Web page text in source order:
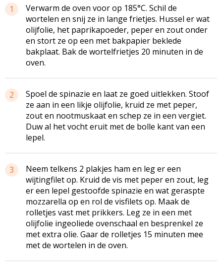
1
Verwarm de oven voor op 185°C. Schil de
wortelen en snij ze in lange frietjes. Hussel er wat
olijfolie, het paprikapoeder, peper en zout onder
en stort ze op een met bakpapier beklede
bakplaat. Bak de wortel­frietjes 20 minuten in de
oven.
2
Spoel de spinazie en laat ze goed uitlekken. Stoof
ze aan in een likje olijfolie, kruid ze met peper,
zout en nootmuskaat en schep ze in een vergiet.
Duw al het vocht eruit met de bolle kant van een
lepel.
3
Neem telkens 2 plakjes ham en leg er een
wijtingfilet op. Kruid de vis met peper en zout, leg
er een lepel gestoofde spinazie en wat geraspte
mozzarella op en rol de vis­filets op. Maak de
rolletjes vast met prikkers. Leg ze in een met
olijfolie ingeoliede ovenschaal en besprenkel ze
met extra olie. Gaar de rolletjes 15 minuten mee
met de wortelen in de oven.